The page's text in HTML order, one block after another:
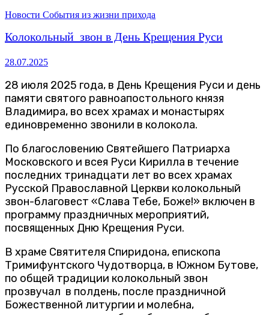
Новости События из жизни прихода
Колокольный звон в День Крещения Руси
28.07.2025
28 июля 2025 года, в День Крещения Руси и день
памяти святого равноапостольного князя
Владимира, во всех храмах и монастырях
единовременно звонили в колокола.
По благословению Святейшего Патриарха
Московского и всея Руси Кирилла в течение
последних тринадцати лет во всех храмах
Русской Православной Церкви колокольный
звон-благовест «Слава Тебе, Боже!» включен в
программу праздничных мероприятий,
посвященных Дню Крещения Руси.
В храме Святителя Спиридона, епископа
Тримифунтского Чудотворца, в Южном Бутове,
по общей традиции колокольный звон
прозвучал в полдень, после праздничной
Божественной литургии и молебна,